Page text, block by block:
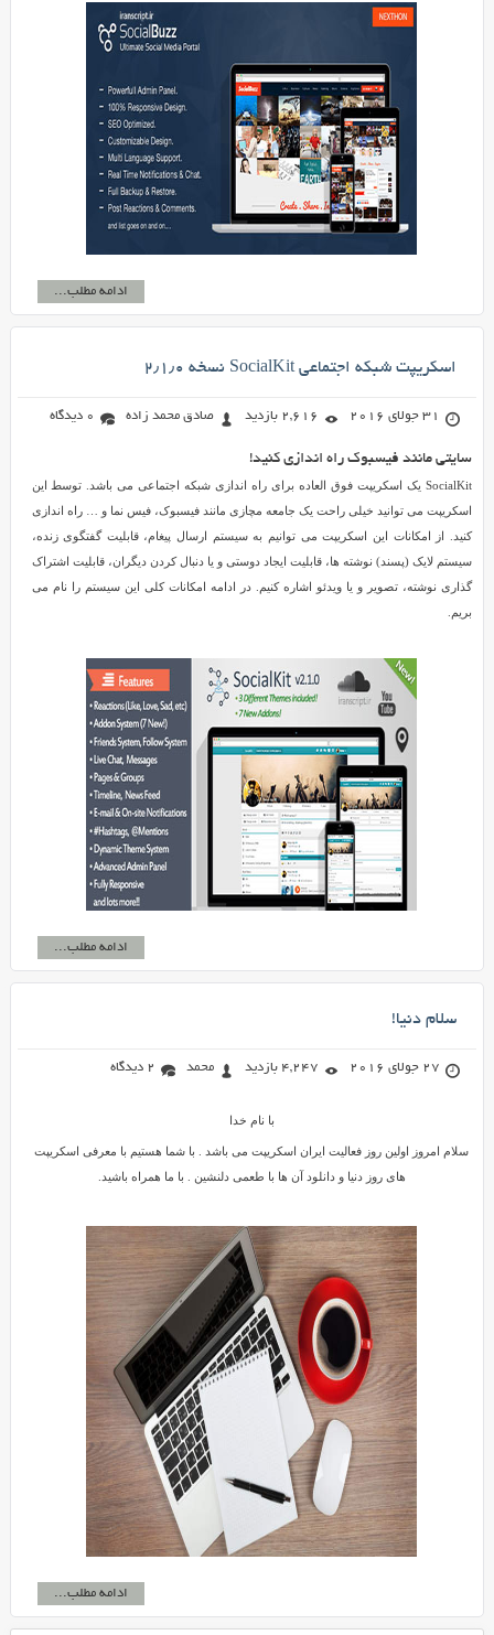
ادامه مطلب...
اسکریپت شبکه اجتماعی SocialKit نسخه ۲٫۱٫۰
31 جولای 2016 2,616 بازدید صادق محمد زاده 0 دیدگاه
سایتی مانند فیسبوک راه اندازی کنید!
SocialKit یک اسکریپت فوق العاده برای راه اندازی شبکه اجتماعی می باشد. توسط این
اسکریپت می توانید خیلی راحت یک جامعه مچازی مانند فیسبوک، فیس نما و … راه اندازی
کنید. از امکانات این اسکریپت می توانیم به سیستم ارسال پیغام، قابلیت گفتگوی زنده،
سیستم لایک (پسند) نوشته ها، قابلیت ایجاد دوستی و یا دنبال کردن دیگران، قابلیت اشتراک
گذاری نوشته، تصویر و یا ویدئو اشاره کنیم. در ادامه امکانات کلی این سیستم را نام می
بریم.
ادامه مطلب...
سلام دنیا!
27 جولای 2016 4,247 بازدید محمد 2 دیدگاه
با نام خدا
سلام امروز اولین روز فعالیت ایران اسکریپت می باشد . با شما هستیم با معرفی اسکریپت
های روز دنیا و دانلود آن ها با طعمی دلنشین . با ما همراه باشید.
ادامه مطلب...